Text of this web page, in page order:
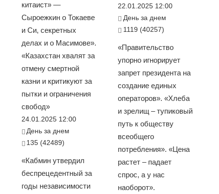
китаист» —
Сыроежкин о Токаеве
и Си, секретных
делах и о Масимове».
«Казахстан хвалят за
отмену смертной
казни и критикуют за
пытки и ограничения
свобод»
24.01.2025 12:00
День за днем
135 (42489)
«Кабмин утвердил
беспрецедентный за
годы независимости
22.01.2025 12:00
День за днем
1119 (40257)
«Правительство
упорно игнорирует
запрет президента на
создание единых
операторов». «Хлеба
и зрелищ – тупиковый
путь к обществу
всеобщего
потребления». «Цена
растет – падает
спрос, а у нас
наоборот».